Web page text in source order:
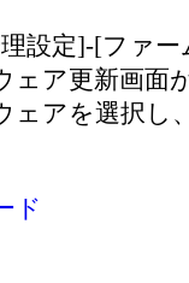
設定]-[ファ
ェア更新画面
ェアを選択し
ド